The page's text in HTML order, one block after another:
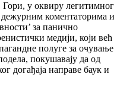
у оквиру легитимног
дежурним коментаторима и
за панично
медији, који већ
полуге за очување
покушавају да од
догађаја направе баук и